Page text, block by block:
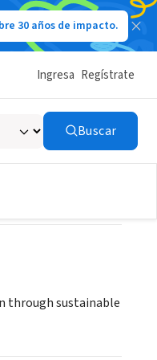
30 años de impacto.
Ingresa Regístrate
Buscar
through sustainable